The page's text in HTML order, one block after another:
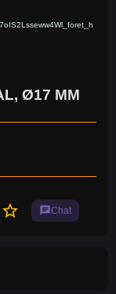
Ø17 MM
star_border chatChat